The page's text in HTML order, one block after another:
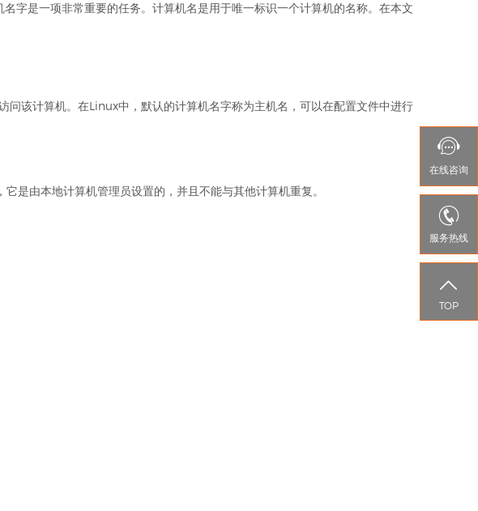
字是一项非常重要的任务。计算机名是用于唯一标识一个计算机的名称。在本文
该计算机。在Linux中，默认的计算机名字称为主机名，可以在配置文件中进行
由本地计算机管理员设置的，并且不能与其他计算机重复。

在线咨询

服务热线

TOP